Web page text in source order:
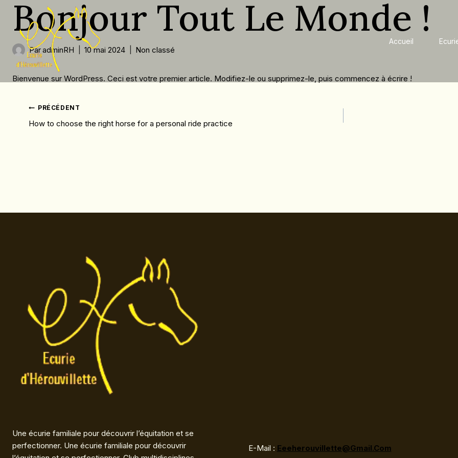
content
Accueil
Bonjour Tout Le Monde !
ParadminRH 10 mai 2024 Non classé
Bienvenue sur WordPress. Ceci est votre premier article. Modifiez-le ou supprimez-le, puis commencez à écrire !
Navigation
L’article
PRÉCÉDENT
How to choose the right horse for a personal ride practice
Une écurie familiale pour découvrir l’équitation et se
perfectionner. Une écurie familiale pour découvrir
E-Mail : Eeeherouvillette@gmail.com